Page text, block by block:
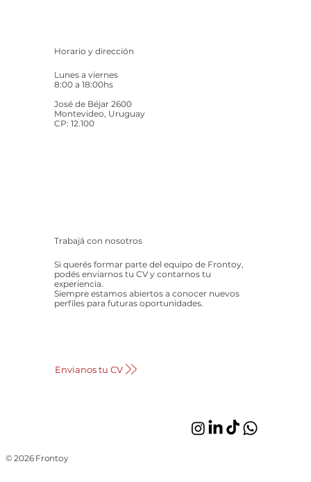
© 2026 Frontoy
Horario y dirección
Lunes a viernes
8:00 a 18:00hs
José de Béjar 2600
Montevideo, Uruguay
CP: 12.100
Trabajá con nosotros
Si querés formar parte del equipo de Frontoy,
podés enviarnos tu CV y contarnos tu
experiencia.
Siempre estamos abiertos a conocer nuevos
perfiles para futuras oportunidades.
Envianos tu CV